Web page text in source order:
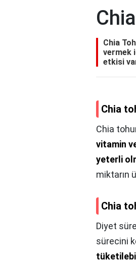
Chia
vermek
etkisi
Chia
Chia
vitamin
yeterli
miktarın
Chia
Diyet
sürecini